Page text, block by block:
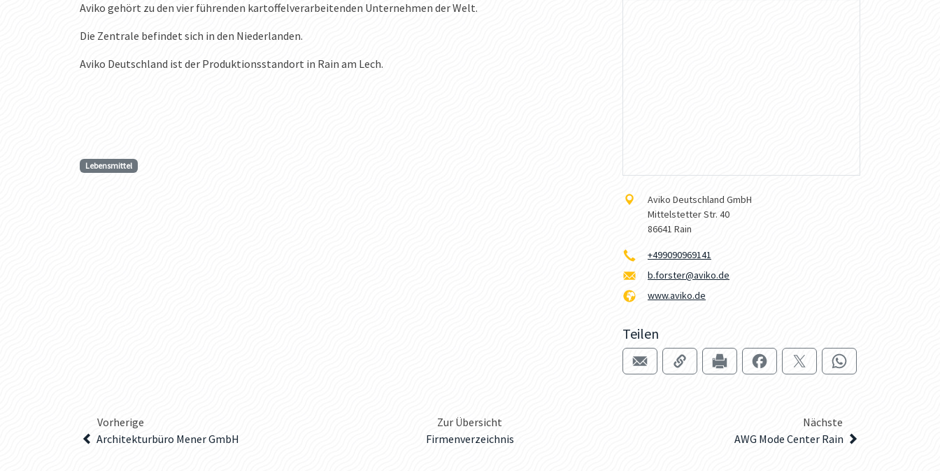
Aviko gehört zu den vier führenden kartoffelverarbeitenden Unternehmen der Welt.
Die Zentrale befindet sich in den Niederlanden.
Aviko Deutschland ist der Produktionsstandort in Rain am Lech.
Lebensmittel
Aviko Deutschland GmbH
Mittelstetter Str. 40
86641 Rain
+499090969141
b.forster@aviko.de
www.aviko.de
Teilen
Vorherige
Architekturbüro Mener GmbH
Zur Übersicht
Firmenverzeichnis
Nächste
AWG Mode Center Rain